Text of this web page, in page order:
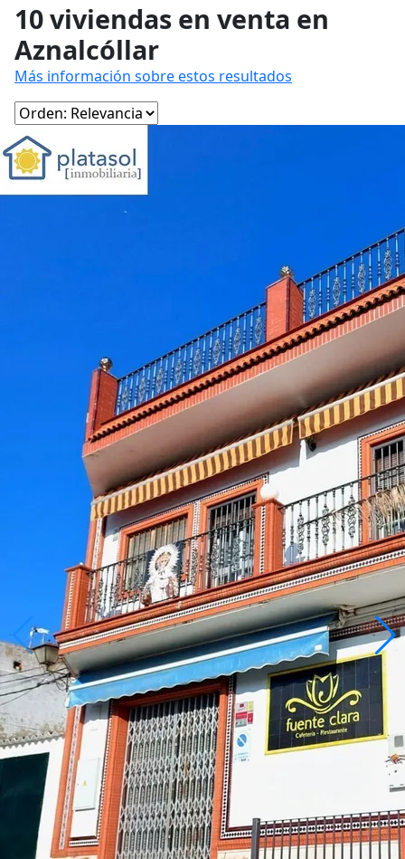
10 viviendas en venta en
Aznalcóllar
Más información sobre estos resultados